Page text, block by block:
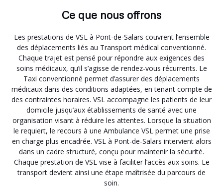
Ce que nous offrons
Les prestations de VSL à Pont-de-Salars couvrent l’ensemble
des déplacements liés au Transport médical conventionné.
Chaque trajet est pensé pour répondre aux exigences des
soins médicaux, qu’il s’agisse de rendez-vous récurrents. Le
Taxi conventionné permet d’assurer des déplacements
médicaux dans des conditions adaptées, en tenant compte de
des contraintes horaires. VSL accompagne les patients de leur
domicile jusqu’aux établissements de santé avec une
organisation visant à réduire les attentes. Lorsque la situation
le requiert, le recours à une Ambulance VSL permet une prise
en charge plus encadrée. VSL à Pont-de-Salars intervient alors
dans un cadre structuré, conçu pour maintenir la sécurité.
Chaque prestation de VSL vise à faciliter l’accès aux soins. Le
transport devient ainsi une étape maîtrisée du parcours de
soin.